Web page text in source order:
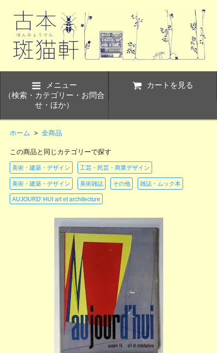
メニュー
（検索・カテゴリー・お問合
せ・ほか）
カートを見る
ホーム > 全商品
この商品と同じカテゴリーで探す
美術・建築・デザイン 工芸・民芸・商業デザイン
美術・建築・デザイン 美術雑誌 その他 雑誌・ムック本
AUJOURD' HUI art et architecture